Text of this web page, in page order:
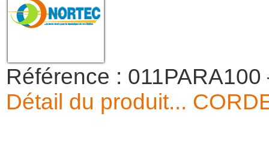
Référence :
Détail du produit...